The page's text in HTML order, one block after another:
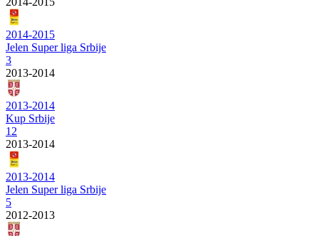
2014-2015
Jelen Super liga Srbije
3
2013-2014
2013-2014
Kup Srbije
12
2013-2014
2013-2014
Jelen Super liga Srbije
5
2012-2013